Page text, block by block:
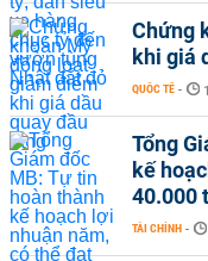
Chứng
khi giá
QUỐC TẾ -
Tổng
kế
40.000
TÀI CHÍNH -